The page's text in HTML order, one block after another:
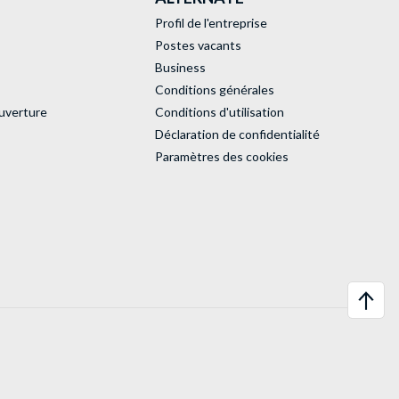
Profil de l'entreprise
Postes vacants
Business
Conditions générales
Conditions d'utilisation
Déclaration de confidentialité
Paramètres des cookies